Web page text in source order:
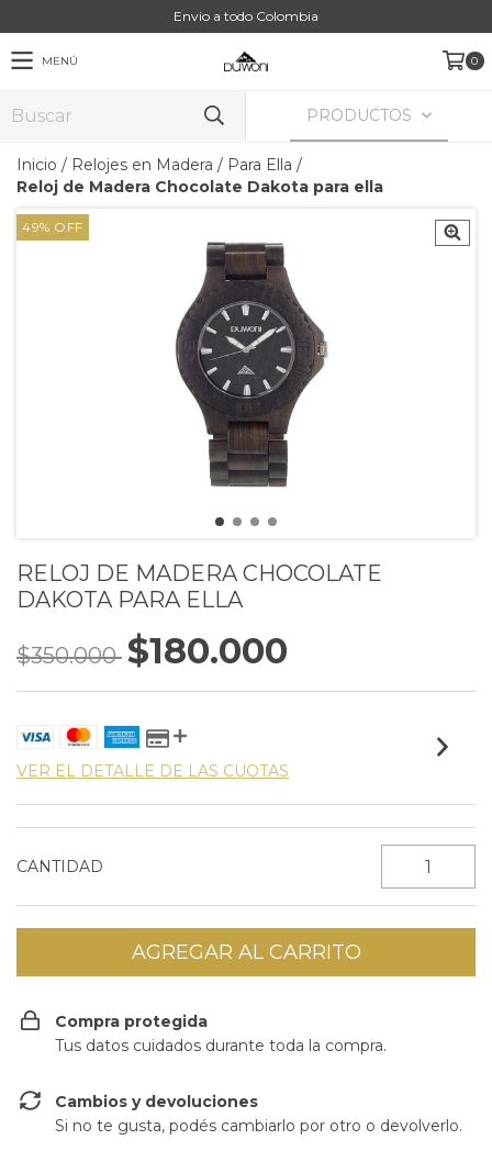
Envio a todo Colombia
MENÚ 0
PRODUCTOS
Inicio / Relojes en Madera / Para Ella /
Reloj de Madera Chocolate Dakota para ella
49% OFF
RELOJ DE MADERA CHOCOLATE
DAKOTA PARA ELLA
$350.000 $180.000
VER EL DETALLE DE LAS CUOTAS
CANTIDAD
Compra protegida
Tus datos cuidados durante toda la compra.
Cambios y devoluciones
Si no te gusta, podés cambiarlo por otro o devolverlo.